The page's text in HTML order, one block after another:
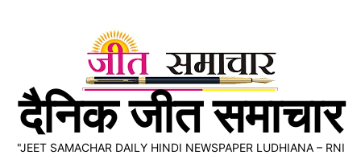
दैनिक जीत समाचार
"JEET SAMACHAR DAILY HINDI NEWSPAPER LUDHIANA – RNI